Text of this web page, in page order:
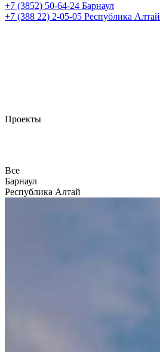
+7 (3852) 50-64-24 Барнаул
+7 (388 22) 2-05-05 Республика Алтай
Проекты
Все
Барнаул
Республика Алтай